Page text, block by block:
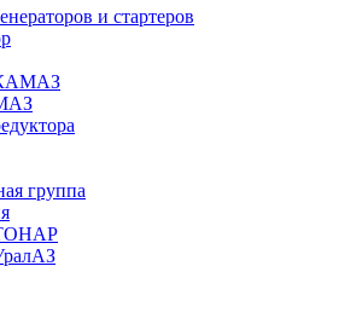
и стартеров
КАМАЗ
группа
ТОНАР